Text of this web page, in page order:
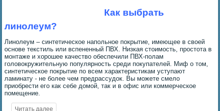
Как выбрать
линолеум?
Линолеум – синтетическое напольное покрытие, имеющее в своей
основе текстиль или вспененный ПВХ. Низкая стоимость, простота в
монтаже и хорошее качество обеспечили ПВХ-полам
головокружительную популярность среди покупателей. Миф о том,
синтетическое покрытие по всем характеристикам уступают
ламинату - не более чем предрассудок. Вы можете смело
приобрести его как себе домой, так и в офис или коммерческое
помещение.